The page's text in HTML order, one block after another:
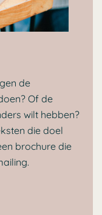
de
Of de
wilt hebben?
die doel
brochure die